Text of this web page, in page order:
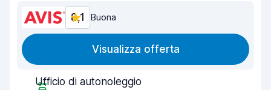
8,1 Buona
Visualizza offerta
Ufficio di autonoleggio